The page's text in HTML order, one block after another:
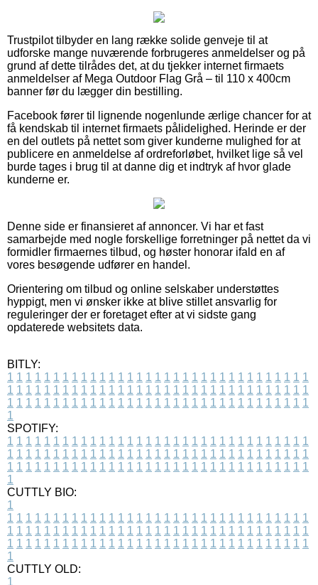
Trustpilot tilbyder en lang række solide genveje til at
udforske mange nuværende forbrugeres anmeldelser og på
grund af dette tilrådes det, at du tjekker internet firmaets
anmeldelser af Mega Outdoor Flag Grå – til 110 x 400cm
banner før du lægger din bestilling.
Facebook fører til lignende nogenlunde ærlige chancer for at
få kendskab til internet firmaets pålidelighed. Herinde er der
en del outlets på nettet som giver kunderne mulighed for at
publicere en anmeldelse af ordreforløbet, hvilket lige så vel
burde tages i brug til at danne dig et indtryk af hvor glade
kunderne er.
Denne side er finansieret af annoncer. Vi har et fast
samarbejde med nogle forskellige forretninger på nettet da vi
formidler firmaernes tilbud, og høster honorar ifald en af
vores besøgende udfører en handel.
Orientering om tilbud og online selskaber understøttes
hyppigt, men vi ønsker ikke at blive stillet ansvarlig for
reguleringer der er foretaget efter at vi sidste gang
opdaterede websitets data.
BITLY:
1 1 1 1 1 1 1 1 1 1 1 1 1 1 1 1 1 1 1 1 1 1 1 1 1 1 1 1 1 1 1 1 1
1 1 1 1 1 1 1 1 1 1 1 1 1 1 1 1 1 1 1 1 1 1 1 1 1 1 1 1 1 1 1 1 1
1 1 1 1 1 1 1 1 1 1 1 1 1 1 1 1 1 1 1 1 1 1 1 1 1 1 1 1 1 1 1 1 1
1
SPOTIFY:
1 1 1 1 1 1 1 1 1 1 1 1 1 1 1 1 1 1 1 1 1 1 1 1 1 1 1 1 1 1 1 1 1
1 1 1 1 1 1 1 1 1 1 1 1 1 1 1 1 1 1 1 1 1 1 1 1 1 1 1 1 1 1 1 1 1
1 1 1 1 1 1 1 1 1 1 1 1 1 1 1 1 1 1 1 1 1 1 1 1 1 1 1 1 1 1 1 1 1
1
CUTTLY BIO:
1
1 1 1 1 1 1 1 1 1 1 1 1 1 1 1 1 1 1 1 1 1 1 1 1 1 1 1 1 1 1 1 1 1
1 1 1 1 1 1 1 1 1 1 1 1 1 1 1 1 1 1 1 1 1 1 1 1 1 1 1 1 1 1 1 1 1
1 1 1 1 1 1 1 1 1 1 1 1 1 1 1 1 1 1 1 1 1 1 1 1 1 1 1 1 1 1 1 1 1
1
CUTTLY OLD:
1